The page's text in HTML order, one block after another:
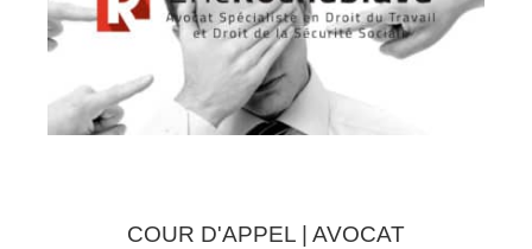
COUR D'APPEL | AVOCAT